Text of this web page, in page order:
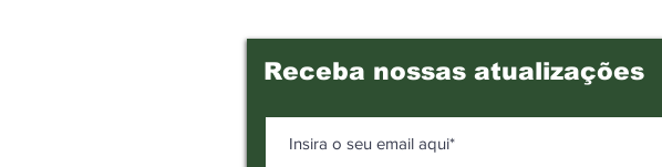
Receba nossas atualizações